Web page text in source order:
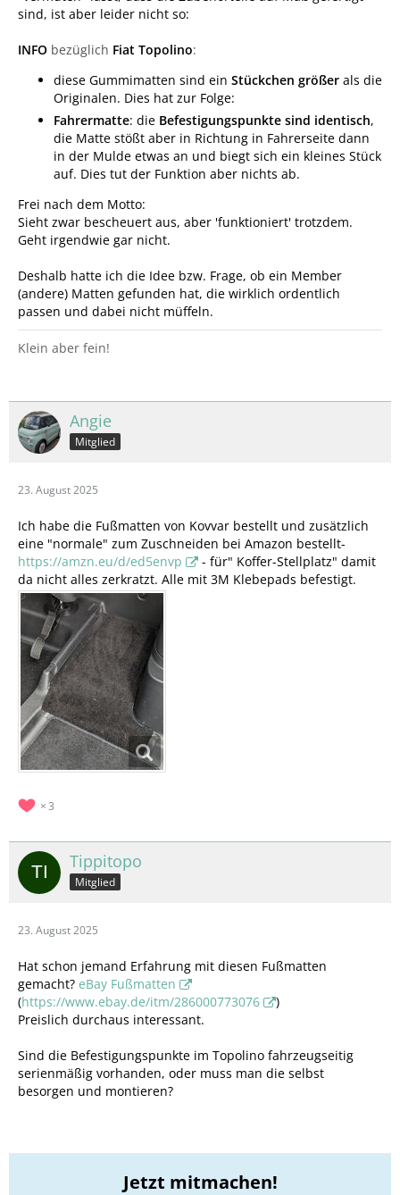
sind, ist aber leider nicht so:
INFO bezüglich Fiat Topolino:
diese Gummimatten sind ein Stückchen größer als die
Originalen. Dies hat zur Folge:
Fahrermatte: die Befestigungspunkte sind identisch,
die Matte stößt aber in Richtung in Fahrerseite dann
in der Mulde etwas an und biegt sich ein kleines Stück
auf. Dies tut der Funktion aber nichts ab.
Frei nach dem Motto:
Sieht zwar bescheuert aus, aber 'funktioniert' trotzdem.
Geht irgendwie gar nicht.
Deshalb hatte ich die Idee bzw. Frage, ob ein Member
(andere) Matten gefunden hat, die wirklich ordentlich
passen und dabei nicht müffeln.
Klein aber fein!
Angie
Mitglied
23. August 2025
Ich habe die Fußmatten von Kovvar bestellt und zusätzlich
eine "normale" zum Zuschneiden bei Amazon bestellt-
https://amzn.eu/d/ed5envp
- für" Koffer-Stellplatz" damit
da nicht alles zerkratzt. Alle mit 3M Klebepads befestigt.
3
Tippitopo
Mitglied
23. August 2025
Hat schon jemand Erfahrung mit diesen Fußmatten
gemacht? eBay Fußmatten
(https://www.ebay.de/itm/286000773076
)
Preislich durchaus interessant.
Sind die Befestigungspunkte im Topolino fahrzeugseitig
serienmäßig vorhanden, oder muss man die selbst
besorgen und montieren?
Jetzt mitmachen!